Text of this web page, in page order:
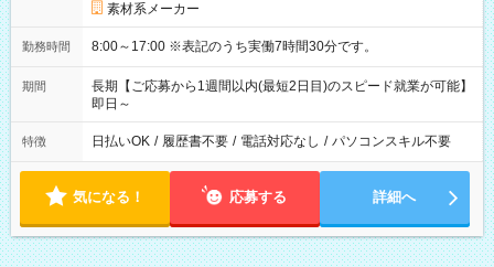
素材系メーカー
勤務時間 8:00～17:00 ※表記のうち実働7時間30分です。
期間
長期【ご応募から1週間以内(最短2日目)のスピード就業が可能】
即日～
特徴 日払いOK / 履歴書不要 / 電話対応なし / パソコンスキル不要
気になる！ 応募する 詳細へ